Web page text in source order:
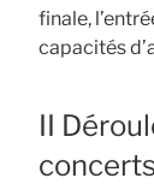
finale,
capacités
II